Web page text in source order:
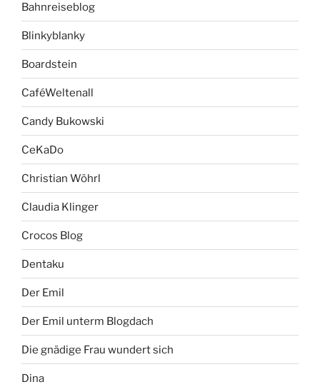
Bahnreiseblog
Blinkyblanky
Boardstein
CaféWeltenall
Candy Bukowski
CeKaDo
Christian Wöhrl
Claudia Klinger
Crocos Blog
Dentaku
Der Emil
Der Emil unterm Blogdach
Die gnädige Frau wundert sich
Dina